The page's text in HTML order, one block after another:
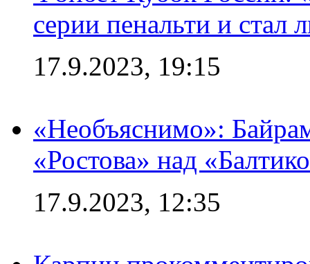
серии пенальти и стал
17.9.2023, 19:15
«Необъяснимо»:
«Ростова» над
17.9.2023, 12:35